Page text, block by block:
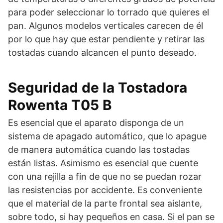
para poder seleccionar lo torrado que quieres el
pan. Algunos modelos verticales carecen de él
por lo que hay que estar pendiente y retirar las
tostadas cuando alcancen el punto deseado.
Seguridad de la Tostadora
Rowenta T05 B
Es esencial que el aparato disponga de un
sistema de apagado automático, que lo apague
de manera automática cuando las tostadas
están listas. Asimismo es esencial que cuente
con una rejilla a fin de que no se puedan rozar
las resistencias por accidente. Es conveniente
que el material de la parte frontal sea aislante,
sobre todo, si hay pequeños en casa. Si el pan se